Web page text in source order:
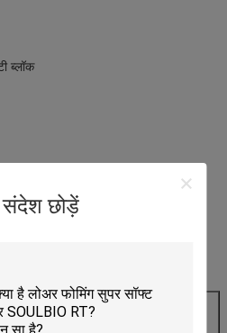
छोड़ें
ब्लॉक
अकेलापनः बहुत कमजोर कैटियनिक
से घुल जाता है
और लोचदार बना देता है।